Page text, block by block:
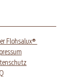
Flohsalux®